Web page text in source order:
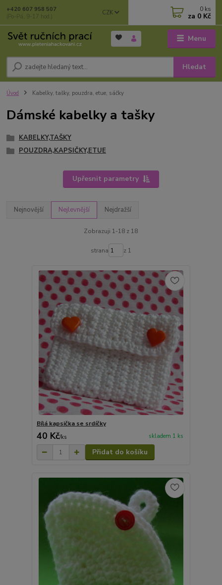
Menu
CZK
Hledat
+420 607 958 507
(Po-Pá, 9-17 hod.)
0 ks
za 0 Kč
Úvod Kabelky, tašky, pouzdra, etue, sáčky
Dámské kabelky a tašky
KABELKY,TAŠKY
POUZDRA,KAPSIČKY,ETUE
Upřesnit parametry
Nejnovější Nejlevnější Nejdražší
Zobrazuji 1-18 z 18
strana z 1
Bílá kapsička se srdíčky
40 Kč/ks skladem 1 ks
Přidat do košíku